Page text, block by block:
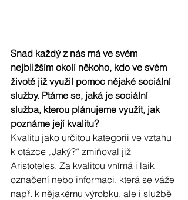
Snad každý z nás má ve svém
nejbližším okolí někoho, kdo ve svém
životě již využil pomoc nějaké sociální
služby. Ptáme se, jaká je sociální
služba, kterou plánujeme využít, jak
poznáme její kvalitu?
Kvalitu jako určitou kategorii ve vztahu
k otázce „Jaký?“ zmiňoval již
Aristoteles. Za kvalitou vnímá i laik
označení nebo informaci, která se váže
např. k nějakému výrobku, ale i službě